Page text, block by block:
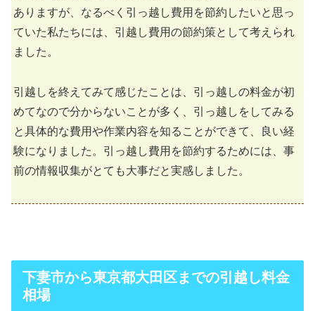
ありますが、なるべく引っ越し費用を節約したいと思っ
ていた私たちには、引越し費用の節約策として考えられ
ました。
引越しを終えてみて感じたことは、引っ越しの料金が初
めてなので分からないことが多く、引っ越しをしてみる
と具体的な費用や作業内容を知ることができて、良い経
験になりました。引っ越し費用を節約するためには、事
前の情報収集がとても大事だと実感しました。
下妻市から東京都大田区までの引越し料金
相場